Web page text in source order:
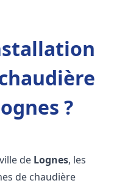
?
de Lognes, les
de chaudière